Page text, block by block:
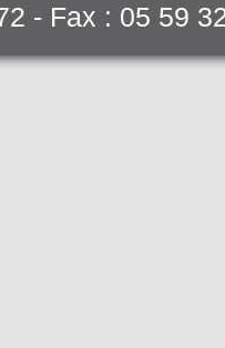
- Fax : 05 59